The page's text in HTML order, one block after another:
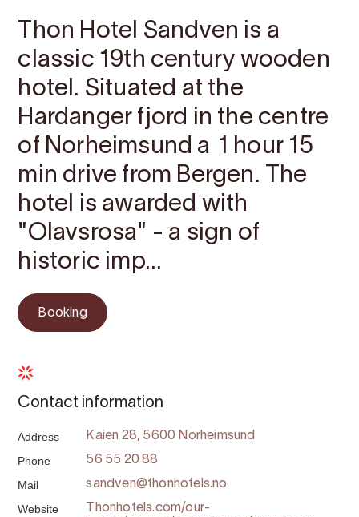
Thon Hotel Sandven is a
classic 19th century wooden
hotel. Situated at the
Hardanger fjord in the centre
of Norheimsund a 1 hour 15
min drive from Bergen. The
hotel is awarded with
"Olavsrosa" - a sign of
historic imp...
Booking
Contact information
Address Kaien 28, 5600 Norheimsund
Phone 56 55 20 88
Mail sandven@thonhotels.no
Website
Thonhotels.com/our-